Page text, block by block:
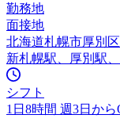
勤務地
面接地
北海道札幌市厚別
新札幌駅、厚別駅
シフト
1日8時間 週3日から